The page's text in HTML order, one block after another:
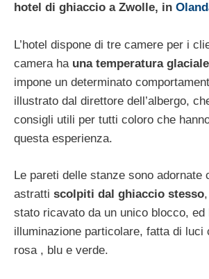
hotel di ghiaccio a Zwolle, in
L’hotel dispone di tre camere per i
camera ha una temperatura glaciale
impone un determinato
illustrato dal direttore dell’albergo,
consigli utili per tutti coloro che
questa esperienza.
Le pareti delle stanze sono adornate
astratti scolpiti dal ghiaccio stesso
stato ricavato da un unico blocco, ed
illuminazione particolare, fatta di luci
rosa , blu e verde.